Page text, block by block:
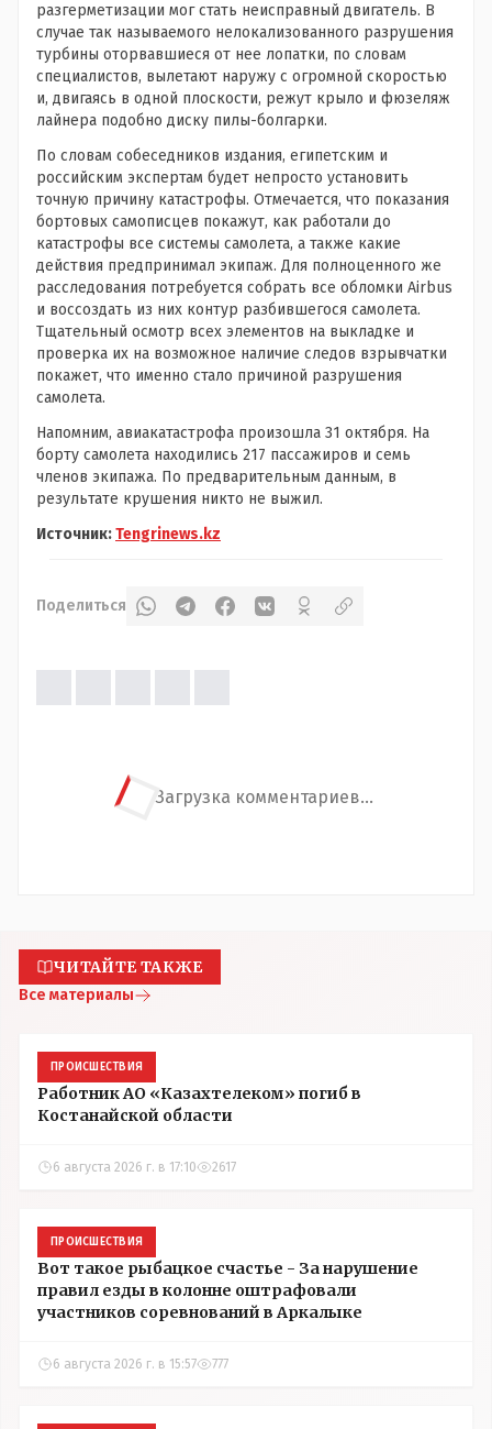
разгерметизации мог стать неисправный двигатель. В
случае так называемого нелокализованного разрушения
турбины оторвавшиеся от нее лопатки, по словам
специалистов, вылетают наружу с огромной скоростью
и, двигаясь в одной плоскости, режут крыло и фюзеляж
лайнера подобно диску пилы-болгарки.
По словам собеседников издания, египетским и
российским экспертам будет непросто установить
точную причину катастрофы. Отмечается, что показания
бортовых самописцев покажут, как работали до
катастрофы все системы самолета, а также какие
действия предпринимал экипаж. Для полноценного же
расследования потребуется собрать все обломки Airbus
и воссоздать из них контур разбившегося самолета.
Тщательный осмотр всех элементов на выкладке и
проверка их на возможное наличие следов взрывчатки
покажет, что именно стало причиной разрушения
самолета.
Напомним, авиакатастрофа произошла 31 октября. На
борту самолета находились 217 пассажиров и семь
членов экипажа. По предварительным данным, в
результате крушения никто не выжил.
Источник:Tengrinews.kz
Поделиться
Загрузка комментариев...
ЧИТАЙТЕ ТАКЖЕ
Все материалы
ПРОИСШЕСТВИЯ
Работник АО «Казахтелеком» погиб в
Костанайской области
6 августа 2026 г. в 17:10 2617
ПРОИСШЕСТВИЯ
Вот такое рыбацкое счастье - За нарушение
правил езды в колонне оштрафовали
участников соревнований в Аркалыке
6 августа 2026 г. в 15:57 777